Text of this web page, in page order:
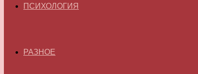
ПСИХОЛОГИЯ
РАЗНОЕ